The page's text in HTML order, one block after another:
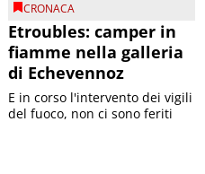
CRONACA
Etroubles: camper in
fiamme nella galleria
di Echevennoz
E in corso l'intervento dei vigili
del fuoco, non ci sono feriti